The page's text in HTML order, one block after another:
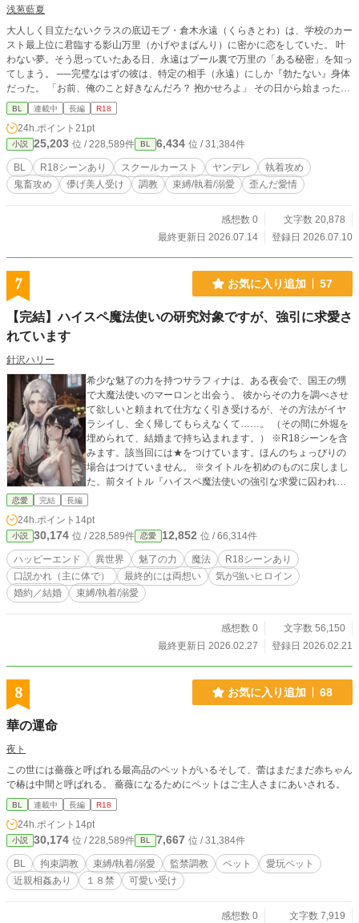
浅葱藍夏
大人しく目立たないクラスの底辺モブ・倉木永遠（くらきとわ）は、学校のカー
スト最上位に君臨する影山万里（かげやまばんり）に密かに恋をしていた。 叶
わない夢。そう思っていたある日、永遠はプール裏で万里の「ある秘密」を知っ
てしまう。 ──完璧なはずの彼は、特定の相手（永遠）にしか『勃たない』身体
だった。 「お前、俺のこと好きなんだろ？ 抱かせろよ」 その日から始まった、
プール裏での強引で理不尽な肉体関係。拒絶すれば容赦なく振るわれる暴力と、
無理矢理教え込まれる快楽に、永遠の恋心は恐怖へと塗り替えられ、すり減って
いく。 だが、永遠が心を閉ざし、完全に彼を拒絶した瞬間──暴君だったはずの
万里は、クラスメイトの前で泣きながら床に膝を突いた。 「お前がいないとダ
メなんだ。お願い、側にいてくれ」 カースト最上位の暴君×儚げモブ美人。 暴
力と快楽に支配されていた関係は、いつしか狂気的なほどに重すぎる純愛へと変
わっていく──。 （※第1部・完結済み！執着ヤンデレ×男前モブのハッピーエン
BL 連載中 長編 R18
24h.ポイント 21pt
小説 25,203 位 / 228,589件 BL 6,434 位 / 31,384件
BL R18シーンあり スクールカースト ヤンデレ
執着攻め
鬼畜攻め
儚げ美人受け 調教 束縛/執着/溺愛 歪んだ愛情
感想数 0
文字数 20,878
最終更新日 2026.07.14
登録日 2026.07.10
7 お気に入り追加 57
【完結】ハイスペ魔法使いの研究対象ですが、強引に求愛さ
れています
針沢ハリー
希少な魅了の力を持つサラフィナは、ある夜会で、国王の甥
で大魔法使いのマーロンと出会う。 彼からその力を調べさせ
て欲しいと頼まれて仕方なく引き受けるが、その方法がイヤ
ラシイし、全く帰してもらえなくて……。 （その間に外堀を
埋められて、結婚まで持ち込まれます。） ※R18シーンを含
みます。該当回には★をつけています。ほんのちょっぴりの
場合はつけていません。 ※タイトルを初めのものに戻しまし
た。前タイトル『ハイスペ魔法使いの強引な求愛に囚われま
した』。
恋愛 完結 長編
24h.ポイント 14pt
小説 30,174 位 / 228,589件 恋愛 12,852 位 / 66,314件
ハッピーエンド 異世界 魅了の力 魔法
R18シーンあり
口説かれ（主に体で）
最終的には両想い
気が強いヒロイン
婚約／結婚
束縛/執着/溺愛
感想数 0
文字数 56,150
最終更新日 2026.02.27
登録日 2026.02.21
8 お気に入り追加 68
華の運命
夜ト
この世には薔薇と呼ばれる最高品のペットがいるそして、蕾はまだまだ赤ちゃん
で椿は中間と呼ばれる。 薔薇になるためにペットはご主人さまにあいされる。
BL 連載中 長編 R18
24h.ポイント 14pt
小説 30,174 位 / 228,589件 BL 7,667 位 / 31,384件
BL 拘束調教 束縛/執着/溺愛 監禁調教 ペット
愛玩ペット
近親相姦あり
１８禁 可愛い受け
感想数 0
文字数 7,919